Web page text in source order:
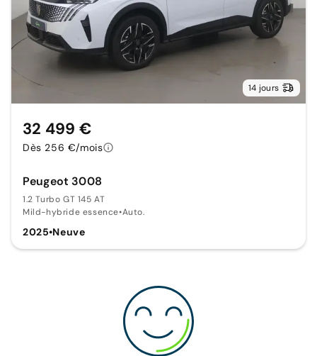
14 jours
Peugeot 3008
1.2 Turbo GT 145 AT
Mild-hybride essence•Auto.
2025•Neuve
32 499 €
Dès 256 €/mois